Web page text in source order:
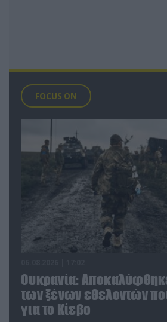
FOCUS ON
Ουκρανία:
των ξένων εθελοντών
για το Κίεβο